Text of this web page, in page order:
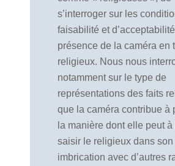
s’interroger sur les
faisabilité et
présence de la caméra en
religieux. Nous nous
notamment sur le type de
représentations des faits
que la caméra contribue à
la manière dont elle peut
saisir le religieux dans son
imbrication avec d’autres